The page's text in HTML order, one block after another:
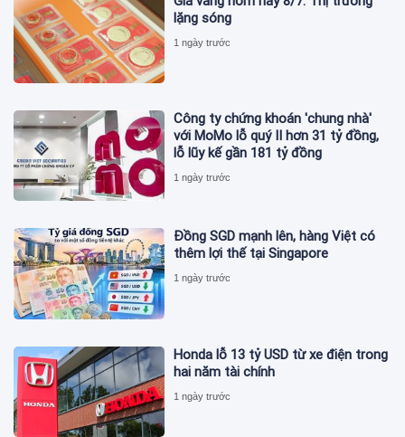
lặng sóng
1 ngày trước
Công ty chứng khoán 'chung nhà'
với MoMo lỗ quý II hơn 31 tỷ đồng,
lỗ lũy kế gần 181 tỷ đồng
1 ngày trước
Đồng SGD mạnh lên, hàng Việt có
thêm lợi thế tại Singapore
1 ngày trước
Honda lỗ 13 tỷ USD từ xe điện trong
hai năm tài chính
1 ngày trước